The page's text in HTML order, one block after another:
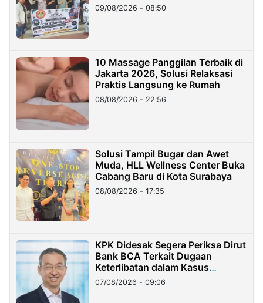
09/08/2026 - 08:50
10 Massage Panggilan Terbaik di
Jakarta 2026, Solusi Relaksasi
Praktis Langsung ke Rumah
08/08/2026 - 22:56
Solusi Tampil Bugar dan Awet
Muda, HLL Wellness Center Buka
Cabang Baru di Kota Surabaya
08/08/2026 - 17:35
KPK Didesak Segera Periksa Dirut
Bank BCA Terkait Dugaan
Keterlibatan dalam Kasus
Hilangnya Dana Nasabah Rp2,58
Miliar
07/08/2026 - 09:06